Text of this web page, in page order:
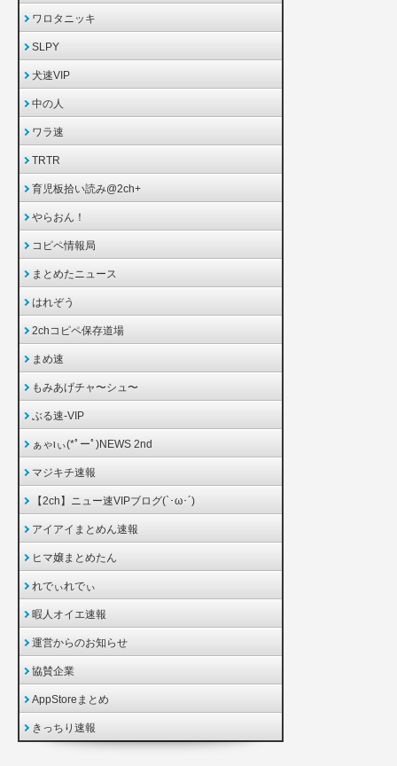
ワロタニッキ
SLPY
犬速VIP
中の人
ワラ速
TRTR
育児板拾い読み@2ch+
やらおん！
コピペ情報局
まとめたニュース
はれぞう
2chコピペ保存道場
まめ速
もみあげチャ〜シュ〜
ぶる速-VIP
ぁゃιぃ(*ﾟーﾟ)NEWS 2nd
マジキチ速報
【2ch】ニュー速VIPブログ(`･ω･´)
アイアイまとめん速報
ヒマ嬢まとめたん
れでぃれでぃ
暇人オイエ速報
運営からのお知らせ
協賛企業
AppStoreまとめ
きっちり速報